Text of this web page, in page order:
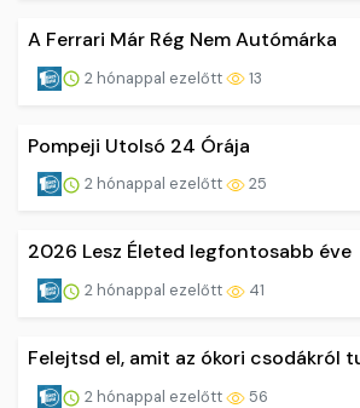
A Ferrari Már Rég Nem Autómárka
2 hónappal ezelőtt 13
Pompeji Utolsó 24 Órája
2 hónappal ezelőtt 25
2026 Lesz Életed legfontosabb éve
2 hónappal ezelőtt 41
Felejtsd el, amit az ókori csodákról
2 hónappal ezelőtt 56